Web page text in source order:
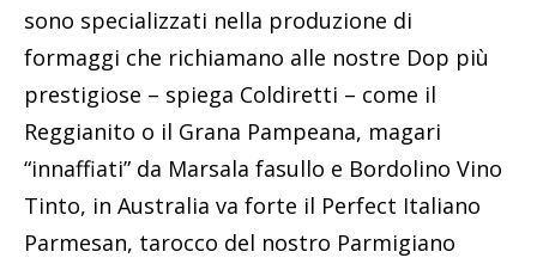
sono specializzati nella produzione di
formaggi che richiamano alle nostre Dop più
prestigiose – spiega Coldiretti – come il
Reggianito o il Grana Pampeana, magari
“innaffiati” da Marsala fasullo e Bordolino Vino
Tinto, in Australia va forte il Perfect Italiano
Parmesan, tarocco del nostro Parmigiano